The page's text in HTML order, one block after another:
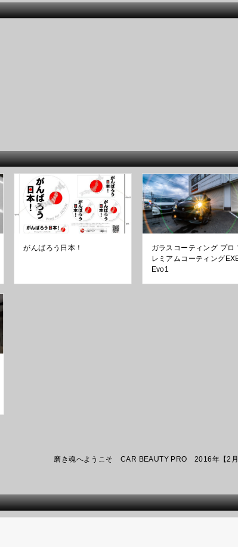
がんばろう日本！
ガラスコーティング プロ
レミアムコーティング
Evo1
磨き魂へようこそ CAR BEAUTY PRO 2016年【2